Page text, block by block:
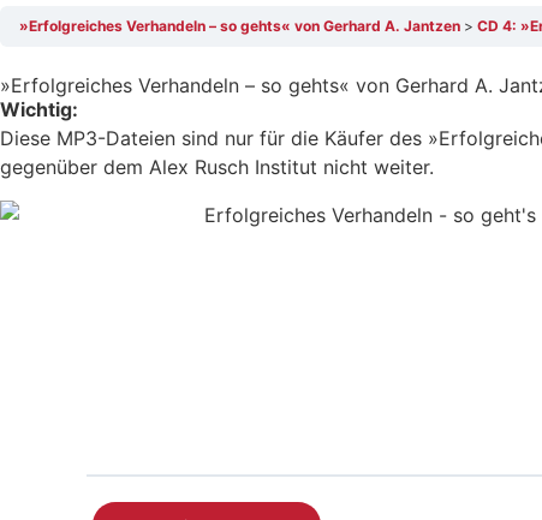
»Erfolgreiches Verhandeln – so gehts« von Gerhard A. Jantzen CD 4:
»Erfolgreiches Verhandeln – so gehts« von Gerhard A.
Wichtig:
Diese MP3-Dateien sind nur für die Käufer des
gegenüber dem Alex Rusch Institut nicht weiter.